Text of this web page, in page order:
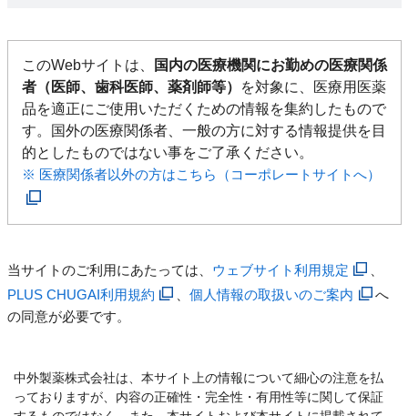
このWebサイトは、
国内の医療機関にお勤めの医療関係
者（医師、歯科医師、薬剤師等）
を対象に、医療用医薬
品を適正にご使用いただくための情報を集約したもので
す。国外の医療関係者、一般の方に対する情報提供を目
的としたものではない事をご了承ください。
※ 医療関係者以外の方はこちら（コーポレートサイトへ）
当サイトのご利用にあたっては、 ウェブサイト利用規定
PLUS CHUGAI利用規約
、個人情報の取扱いのご案内
へ
の同意が必要です。
中外製薬株式会社は、本サイト上の情報について細心の注意を払
っておりますが、内容の正確性・完全性・有用性等に関して保証